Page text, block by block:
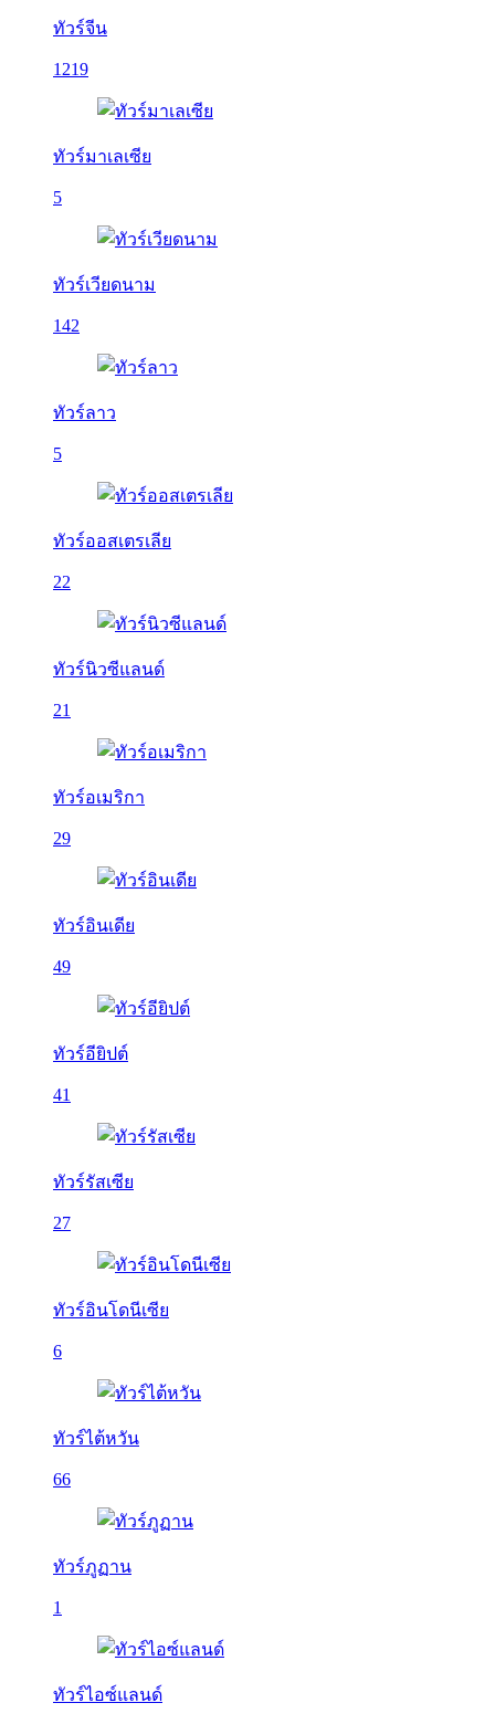
ทัวร์จีน
1219
ทัวร์มาเลเซีย
5
ทัวร์เวียดนาม
142
ทัวร์ลาว
5
ทัวร์ออสเตรเลีย
22
ทัวร์นิวซีแลนด์
21
ทัวร์อเมริกา
29
ทัวร์อินเดีย
49
ทัวร์อียิปต์
41
ทัวร์รัสเซีย
27
ทัวร์อินโดนีเซีย
6
ทัวร์ไต้หวัน
66
ทัวร์ภูฏาน
1
ทัวร์ไอซ์แลนด์